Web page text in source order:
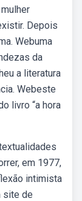
Depois
Webuma
da
a literatura
Webeste
livro “a hora
em 1977,
intimista
site de